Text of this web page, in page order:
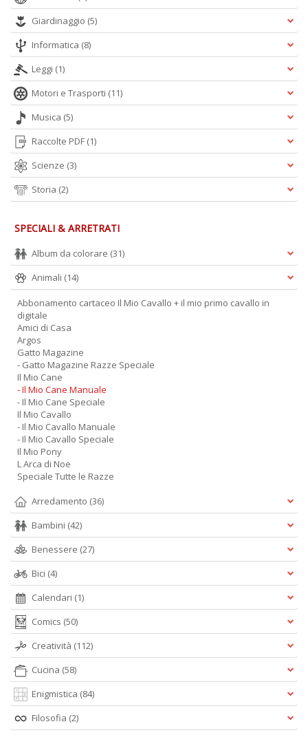
Giardinaggio (5)
Informatica (8)
Leggi (1)
Motori e Trasporti (11)
Musica (5)
Raccolte PDF (1)
Scienze (3)
Storia (2)
SPECIALI & ARRETRATI
Album da colorare (31)
Animali (14)
Abbonamento cartaceo Il Mio Cavallo + il mio primo cavallo in
digitale
Amici di Casa
Argos
Gatto Magazine
- Gatto Magazine Razze Speciale
Il Mio Cane
- Il Mio Cane Manuale
- Il Mio Cane Speciale
Il Mio Cavallo
- Il Mio Cavallo Manuale
- Il Mio Cavallo Speciale
Il Mio Pony
L Arca di Noe
Speciale Tutte le Razze
Arredamento (36)
Bambini (42)
Benessere (27)
Bici (4)
Calendari (1)
Comics (50)
Creatività (112)
Cucina (58)
Enigmistica (84)
Filosofia (2)